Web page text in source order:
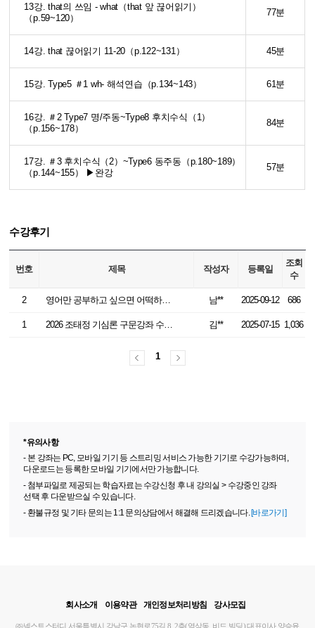
13강. that의 쓰임 - what（that 앞 끊어읽기）
（p.59~120）
77분
14강. that 끊어읽기 11-20（p.122~131） 45분
15강. Type5 ＃1 wh- 해석연습（p.134~143） 61분
16강. ＃2 Type7 명/주동~Type8 후치수식（1）
（p.156~178）
84분
17강. ＃3 후치수식（2）~Type6 동주동（p.180~189）
（p.144~155） ▶완강
57분
수강후기
번호 제목 작성자 등록일
조회
수
2 영어만 공부하고 싶으면 어떡하라고,우뜨카라고, 모루카라고, 오픈카라고, 엉뜨켜라고 남** 2025-09-12 686
1 김** 2025-07-15 1,036
1
*유의사항
- 본 강좌는 PC, 모바일 기기 등 스트리밍 서비스 가능한 기기로 수강가능하며,
다운로드는 등록한 모바일 기기에서만 가능합니다.
- 첨부파일로 제공되는 학습자료는 수강신청 후 내 강의실 > 수강중인 강좌
선택 후 다운받으실 수 있습니다.
- 환불규정 및 기타 문의는 1:1 문의상담에서 해결해 드리겠습니다.[바로가기]
회사소개 이용약관 개인정보처리방침 강사모집
㈜넥스트스터디 서울특별시 강남구 논현로75길 8, 2층(역삼동, 비드 빌딩)대표이사 양승윤